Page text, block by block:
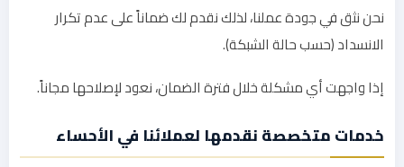
نحن نثق في جودة عملنا، لذلك نقدم لك ضماناً على عدم تكرار
الانسداد (حسب حالة الشبكة).
إذا واجهت أي مشكلة خلال فترة الضمان، نعود لإصلاحها مجاناً.
خدمات متخصصة نقدمها لعملائنا في الأحساء